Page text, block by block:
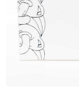
Иглы и
Bella (
Иглы и